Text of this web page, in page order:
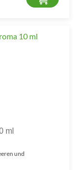
ml
und